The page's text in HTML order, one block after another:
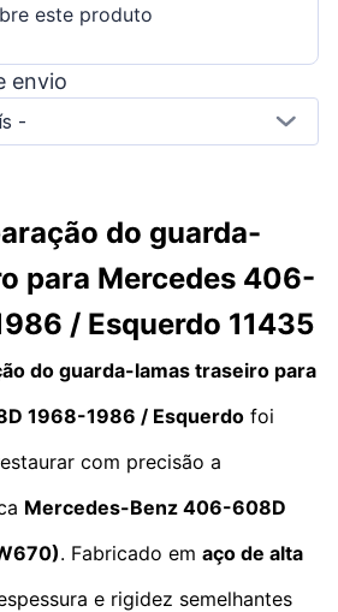
este produto
envio
-
do guarda-
para Mercedes 406-
/ Esquerdo 11435
do guarda-lamas traseiro para
1968-1986 / Esquerdo foi
com precisão a
Mercedes-Benz 406-608D
. Fabricado em aço de alta
e rigidez semelhantes